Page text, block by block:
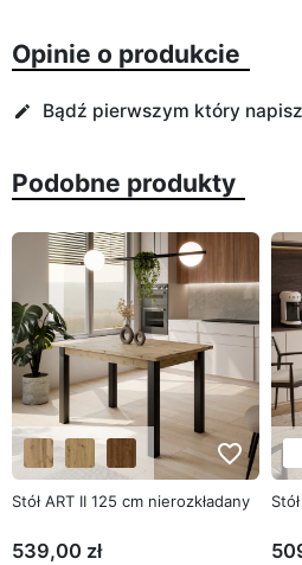
Opinie o produkcie
edit Bądź pierwszym który
Podobne produkty
favorite_border
Stół ART II 125 cm nierozkładany
539,00 zł